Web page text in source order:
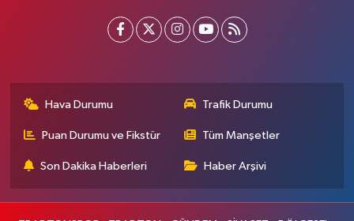
Hava Durumu Trafik Durumu
Puan Durumu ve Fikstür Tüm Manşetler
Son Dakika Haberleri Haber Arşivi